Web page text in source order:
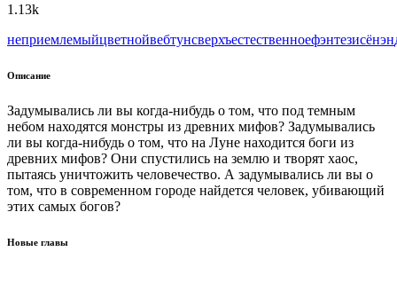
1.13k
неприемлемыйцветнойвeбтунсверхъестественноефэнтезисёнэн
Описание
Задумывались ли вы когда-нибудь о том, что под темным
небом находятся монстры из древних мифов? Задумывались
ли вы когда-нибудь о том, что на Луне находится боги из
древних мифов? Они спустились на землю и творят хаос,
пытаясь уничтожить человечество. А задумывались ли вы о
том, что в современном городе найдется человек, убивающий
этих самых богов?
Новые главы